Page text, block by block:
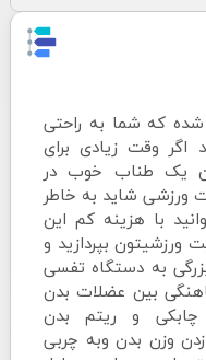
که شما به راحتی
اگر وقت زیادی برای
یک طناب خوب در
ورزشی شاید به خاطر
با هزینه کم این
ورزشیتون بپردازید و
به دستگاه تفسی
بین عضلات بدن
و ریتم بدن
وزن بدن وبه چربی